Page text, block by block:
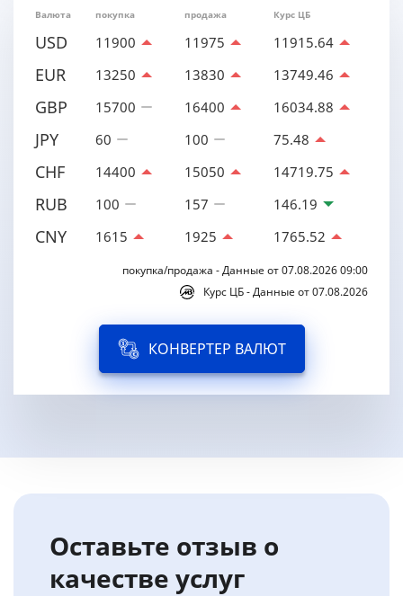
Валюта покупка продажа Курс ЦБ
USD 11900 11975 11915.64
EUR 13250 13830 13749.46
GBP 15700 16400 16034.88
JPY 60 100 75.48
CHF 14400 15050 14719.75
RUB 100 157 146.19
CNY 1615 1925 1765.52
покупка/продажа - Данные от 07.08.2026 09:00
Курс ЦБ - Данные от 07.08.2026
КОНВЕРТЕР ВАЛЮТ
Оставьте отзыв о
качестве услуг